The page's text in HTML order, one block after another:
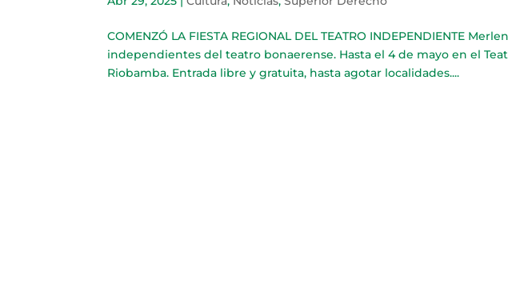
COMENZÓ LA FIESTA REGIONAL DEL TEATRO INDEPENDIENTE
independientes del teatro bonaerense. Hasta el 4 de mayo en el
Riobamba. Entrada libre y gratuita, hasta agotar localidades....